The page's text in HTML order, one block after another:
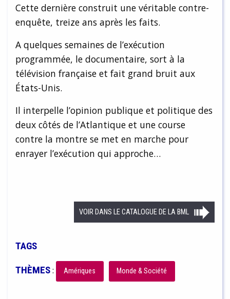
Cette dernière construit une véritable contre-
enquête, treize ans après les faits.
A quelques semaines de l’exécution
programmée, le documentaire, sort à la
télévision française et fait grand bruit aux
États-Unis.
Il interpelle l’opinion publique et politique des
deux côtés de l’Atlantique et une course
contre la montre se met en marche pour
enrayer l’exécution qui approche…
VOIR DANS LE CATALOGUE DE LA BML
TAGS
THÈMES: Amériques Monde & Société